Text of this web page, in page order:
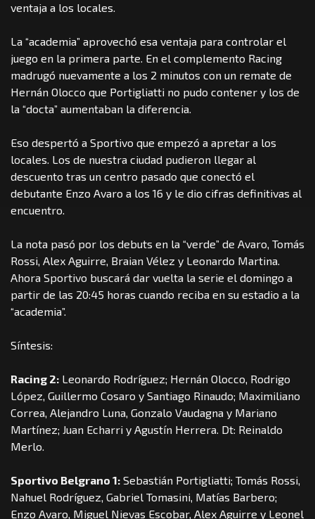
ventaja a los locales.
La “academia” aprovechó esa ventaja para controlar el
juego en la primera parte. En el complemento Racing
madrugó nuevamente a los 2 minutos con un remate de
Hernán Olocco que Portigliatti no pudo contener y los de
la “docta” aumentaban la diferencia.
Eso despertó a Sportivo que empezó a apretar a los
locales. Los de nuestra ciudad pudieron llegar al
descuento tras un centro pasado que conectó el
debutante Enzo Avaro a los 16 y le dio cifras definitivas al
encuentro.
La nota pasó por los debuts en la “verde” de Avaro, Tomás
Rossi, Alex Aguirre, Braian Vélez y Leonardo Martina.
Ahora Sportivo buscará dar vuelta la serie el domingo a
partir de las 20:45 horas cuando reciba en su estadio a la
“academia”.
Síntesis:
Racing 2: Leonardo Rodríguez; Hernán Olocco, Rodrigo
López, Guillermo Cosaro y Santiago Rinaudo; Maximiliano
Correa, Alejandro Luna, Gonzalo Vaudagna y Mariano
Martínez; Juan Echarri y Agustín Herrera. Dt: Reinaldo
Merlo.
Sportivo Belgrano 1: Sebastián Portigliatti; Tomás Rossi,
Nahuel Rodríguez, Gabriel Tomasini, Matías Barbero;
Enzo Avaro, Miguel Nievas Escobar, Alex Aguirre y Leonel